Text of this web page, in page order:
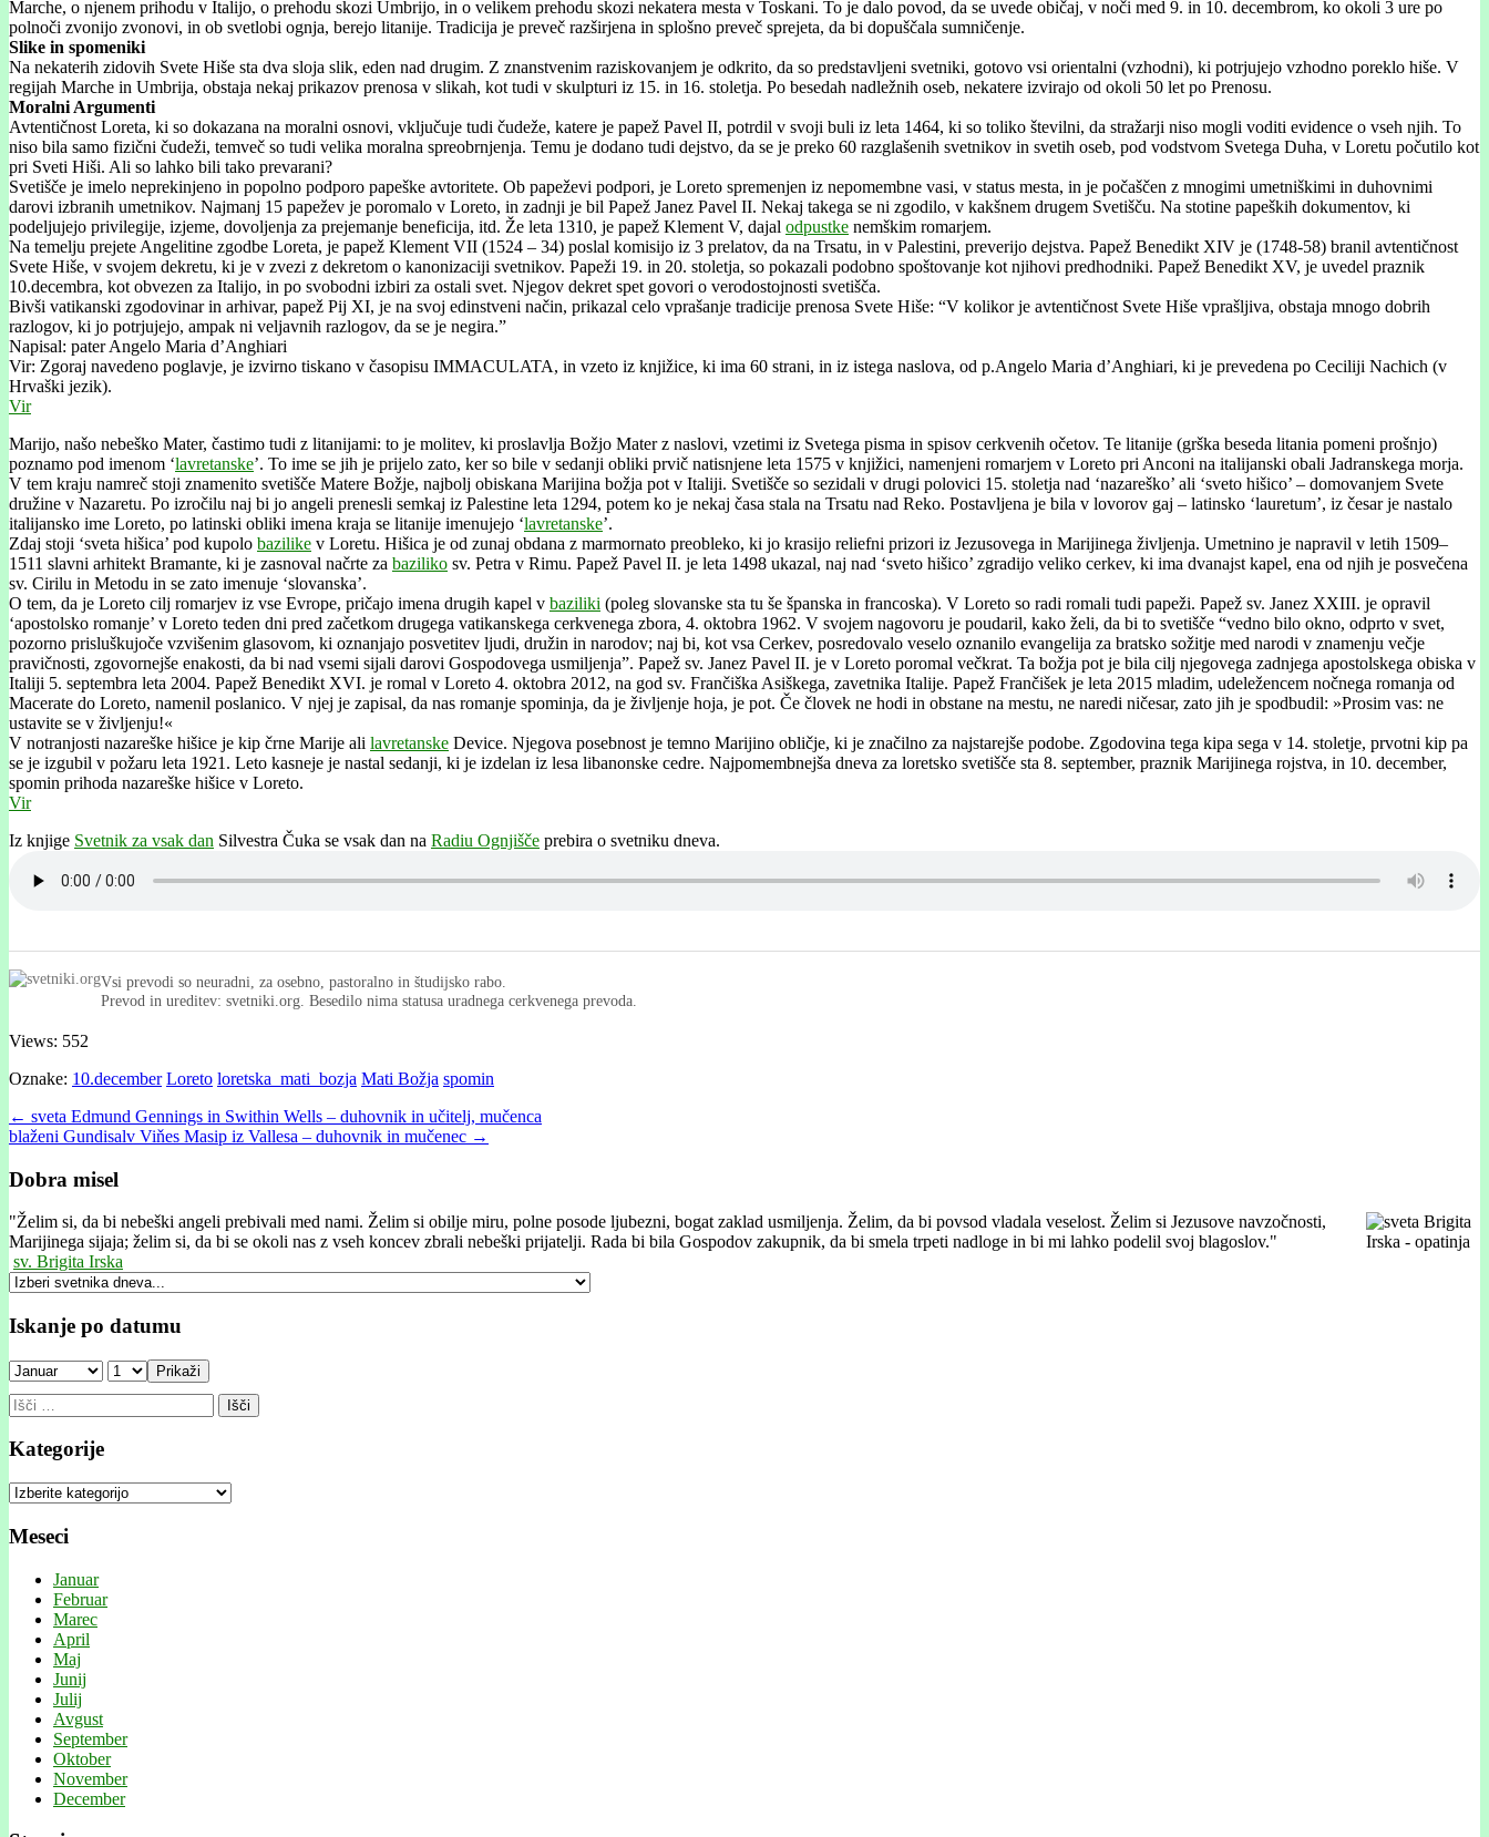
Marche, o njenem prihodu v Italijo, o prehodu skozi Umbrijo, in o velikem prehodu skozi nekatera mesta v Toskani. To je dalo povod, da se uvede običaj, v noči med 9. in 10. decembrom, ko okoli 3 ure po
polnoči zvonijo zvonovi, in ob svetlobi ognja, berejo litanije. Tradicija je preveč razširjena in splošno preveč sprejeta, da bi dopuščala sumničenje.
Slike in spomeniki
Na nekaterih zidovih Svete Hiše sta dva sloja slik, eden nad drugim. Z znanstvenim raziskovanjem je odkrito, da so predstavljeni svetniki, gotovo vsi orientalni (vzhodni), ki potrjujejo vzhodno poreklo hiše. V
regijah Marche in Umbrija, obstaja nekaj prikazov prenosa v slikah, kot tudi v skulpturi iz 15. in 16. stoletja. Po besedah nadležnih oseb, nekatere izvirajo od okoli 50 let po Prenosu.
Moralni Argumenti
Avtentičnost Loreta, ki so dokazana na moralni osnovi, vključuje tudi čudeže, katere je papež Pavel II, potrdil v svoji buli iz leta 1464, ki so toliko številni, da stražarji niso mogli voditi evidence o vseh njih. To
niso bila samo fizični čudeži, temveč so tudi velika moralna spreobrnjenja. Temu je dodano tudi dejstvo, da se je preko 60 razglašenih svetnikov in svetih oseb, pod vodstvom Svetega Duha, v Loretu počutilo kot
pri Sveti Hiši. Ali so lahko bili tako prevarani?
Svetišče je imelo neprekinjeno in popolno podporo papeške avtoritete. Ob papeževi podpori, je Loreto spremenjen iz nepomembne vasi, v status mesta, in je počaščen z mnogimi umetniškimi in duhovnimi
darovi izbranih umetnikov. Najmanj 15 papežev je poromalo v Loreto, in zadnji je bil Papež Janez Pavel II. Nekaj takega se ni zgodilo, v kakšnem drugem Svetišču. Na stotine papeških dokumentov, ki
podeljujejo privilegije, izjeme, dovoljenja za prejemanje beneficija, itd. Že leta 1310, je papež Klement V, dajal odpustke nemškim romarjem.
Na temelju prejete Angelitine zgodbe Loreta, je papež Klement VII (1524 – 34) poslal komisijo iz 3 prelatov, da na Trsatu, in v Palestini, preverijo dejstva. Papež Benedikt XIV je (1748-58) branil avtentičnost
Svete Hiše, v svojem dekretu, ki je v zvezi z dekretom o kanonizaciji svetnikov. Papeži 19. in 20. stoletja, so pokazali podobno spoštovanje kot njihovi predhodniki. Papež Benedikt XV, je uvedel praznik
10.decembra, kot obvezen za Italijo, in po svobodni izbiri za ostali svet. Njegov dekret spet govori o verodostojnosti svetišča.
Bivši vatikanski zgodovinar in arhivar, papež Pij XI, je na svoj edinstveni način, prikazal celo vprašanje tradicije prenosa Svete Hiše: “V kolikor je avtentičnost Svete Hiše vprašljiva, obstaja mnogo dobrih
razlogov, ki jo potrjujejo, ampak ni veljavnih razlogov, da se je negira.”
Napisal: pater Angelo Maria d’Anghiari
Vir: Zgoraj navedeno poglavje, je izvirno tiskano v časopisu IMMACULATA, in vzeto iz knjižice, ki ima 60 strani, in iz istega naslova, od p.Angelo Maria d’Anghiari, ki je prevedena po Ceciliji Nachich (v
Hrvaški jezik).
Vir
Marijo, našo nebeško Mater, častimo tudi z litanijami: to je molitev, ki proslavlja Božjo Mater z naslovi, vzetimi iz Svetega pisma in spisov cerkvenih očetov. Te litanije (grška beseda litania pomeni prošnjo)
poznamo pod imenom ‘lavretanske’. To ime se jih je prijelo zato, ker so bile v sedanji obliki prvič natisnjene leta 1575 v knjižici, namenjeni romarjem v Loreto pri Anconi na italijanski obali Jadranskega morja.
V tem kraju namreč stoji znamenito svetišče Matere Božje, najbolj obiskana Marijina božja pot v Italiji. Svetišče so sezidali v drugi polovici 15. stoletja nad ‘nazareško’ ali ‘sveto hišico’ – domovanjem Svete
družine v Nazaretu. Po izročilu naj bi jo angeli prenesli semkaj iz Palestine leta 1294, potem ko je nekaj časa stala na Trsatu nad Reko. Postavljena je bila v lovorov gaj – latinsko ‘lauretum’, iz česar je nastalo
italijansko ime Loreto, po latinski obliki imena kraja se litanije imenujejo ‘lavretanske’.
Zdaj stoji ‘sveta hišica’ pod kupolo bazilike v Loretu. Hišica je od zunaj obdana z marmornato preobleko, ki jo krasijo reliefni prizori iz Jezusovega in Marijinega življenja. Umetnino je napravil v letih 1509–
1511 slavni arhitekt Bramante, ki je zasnoval načrte za baziliko sv. Petra v Rimu. Papež Pavel II. je leta 1498 ukazal, naj nad ‘sveto hišico’ zgradijo veliko cerkev, ki ima dvanajst kapel, ena od njih je posvečena
sv. Cirilu in Metodu in se zato imenuje ‘slovanska’.
O tem, da je Loreto cilj romarjev iz vse Evrope, pričajo imena drugih kapel v baziliki (poleg slovanske sta tu še španska in francoska). V Loreto so radi romali tudi papeži. Papež sv. Janez XXIII. je opravil
‘apostolsko romanje’ v Loreto teden dni pred začetkom drugega vatikanskega cerkvenega zbora, 4. oktobra 1962. V svojem nagovoru je poudaril, kako želi, da bi to svetišče “vedno bilo okno, odprto v svet,
pozorno prisluškujoče vzvišenim glasovom, ki oznanjajo posvetitev ljudi, družin in narodov; naj bi, kot vsa Cerkev, posredovalo veselo oznanilo evangelija za bratsko sožitje med narodi v znamenju večje
pravičnosti, zgovornejše enakosti, da bi nad vsemi sijali darovi Gospodovega usmiljenja”. Papež sv. Janez Pavel II. je v Loreto poromal večkrat. Ta božja pot je bila cilj njegovega zadnjega apostolskega obiska v
Italiji 5. septembra leta 2004. Papež Benedikt XVI. je romal v Loreto 4. oktobra 2012, na god sv. Frančiška Asiškega, zavetnika Italije. Papež Frančišek je leta 2015 mladim, udeležencem nočnega romanja od
Macerate do Loreto, namenil poslanico. V njej je zapisal, da nas romanje spominja, da je življenje hoja, je pot. Če človek ne hodi in obstane na mestu, ne naredi ničesar, zato jih je spodbudil: »Prosim vas: ne
ustavite se v življenju!«
V notranjosti nazareške hišice je kip črne Marije ali lavretanske Device. Njegova posebnost je temno Marijino obličje, ki je značilno za najstarejše podobe. Zgodovina tega kipa sega v 14. stoletje, prvotni kip pa
se je izgubil v požaru leta 1921. Leto kasneje je nastal sedanji, ki je izdelan iz lesa libanonske cedre. Najpomembnejša dneva za loretsko svetišče sta 8. september, praznik Marijinega rojstva, in 10. december,
spomin prihoda nazareške hišice v Loreto.
Vir
Iz knjige Svetnik za vsak dan Silvestra Čuka se vsak dan na Radiu Ognjišče prebira o svetniku dneva.
Vsi prevodi so neuradni, za osebno, pastoralno in študijsko rabo.
Prevod in ureditev: svetniki.org. Besedilo nima statusa uradnega cerkvenega prevoda.
Views: 552
Oznake: 10.december Loreto loretska_mati_bozja Mati Božja spomin
Post
navigation
← sveta Edmund Gennings in Swithin Wells – duhovnik in učitelj, mučenca
blaženi Gundisalv Viňes Masip iz Vallesa – duhovnik in mučenec →
Dobra misel
"Želim si, da bi nebeški angeli prebivali med nami. Želim si obilje miru, polne posode ljubezni, bogat zaklad usmiljenja. Želim, da bi povsod vladala veselost. Želim si Jezusove navzočnosti,
Marijinega sijaja; želim si, da bi se okoli nas z vseh koncev zbrali nebeški prijatelji. Rada bi bila Gospodov zakupnik, da bi smela trpeti nadloge in bi mi lahko podelil svoj blagoslov."
sv. Brigita Irska
Iskanje po datumu
Prikaži
Išči:
Kategorije
Kategorije
Meseci
Januar
Februar
Marec
April
Maj
Junij
Julij
Avgust
September
Oktober
November
December